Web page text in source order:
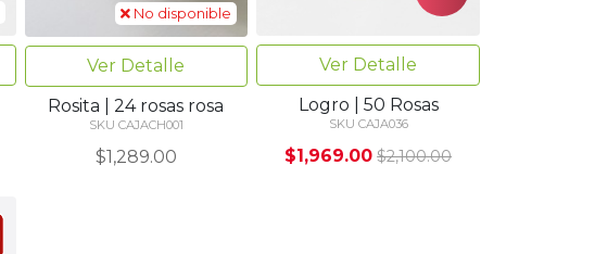
No disponible
Ver Detalle
Rosita | 24 rosas rosa
SKU CAJACH001
$1,289.00
Ver Detalle
Logro | 50 Rosas
SKU CAJA036
$1,969.00 $2,100.00